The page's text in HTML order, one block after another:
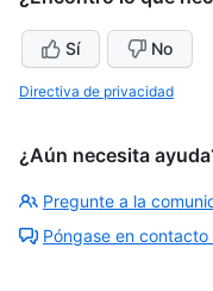
Sí No
Directiva de privacidad
¿Aún necesita
Pregunte a la
Póngase en